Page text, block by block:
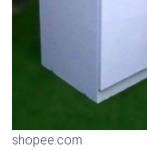
shopee.com